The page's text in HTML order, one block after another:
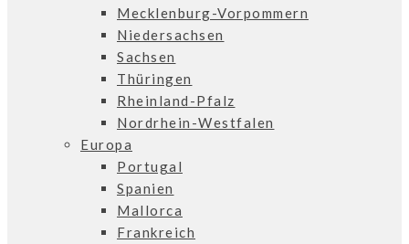
Mecklenburg-Vorpommern
Niedersachsen
Sachsen
Thüringen
Rheinland-Pfalz
Nordrhein-Westfalen
Europa
Portugal
Spanien
Mallorca
Frankreich